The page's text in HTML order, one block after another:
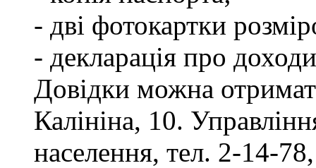
- дві фотокартки
- декларація про
Довідки можна
Калініна, 10.
населення, тел. 2-14-